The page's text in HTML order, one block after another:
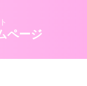
ページ